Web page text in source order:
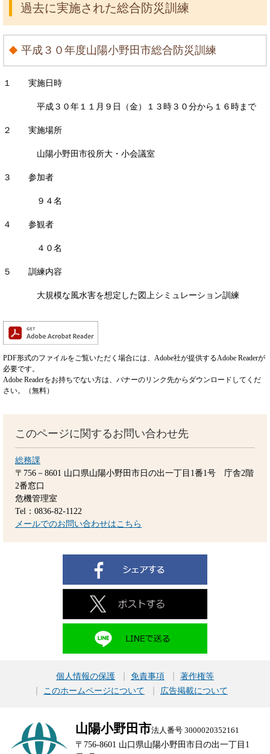
過去に実施された総合防災訓練
平成３０年度山陽小野田市総合防災訓練
１ 実施日時
平成３０年１１月９日（金）１３時３０分から１６時まで
２ 実施場所
山陽小野田市役所大・小会議室
３ 参加者
９４名
４ 参観者
４０名
５ 訓練内容
大規模な風水害を想定した図上シミュレーション訓練
PDF形式のファイルをご覧いただく場合には、Adobe社が提供するAdobe Readerが
必要です。
Adobe Readerをお持ちでない方は、バナーのリンク先からダウンロードしてくだ
さい。（無料）
このページに関するお問い合わせ先
総務課
〒756－8601 山口県山陽小野田市日の出一丁目1番1号 庁舎2階
2番窓口
危機管理室
Tel：0836-82-1122
メールでのお問い合わせはこちら
個人情報の保護 免責事項
著作権等
このホームページについて
広告掲載について
山陽小野田市法人番号 3000020352161
〒756-8601 山口県山陽小野田市日の出一丁目1